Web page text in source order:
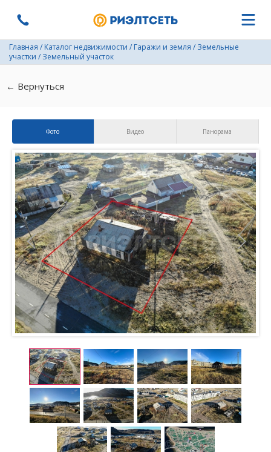
Главная / Каталог недвижимости / Гаражи и земля / Земельные
участки / Земельный участок
← Вернуться
Фото Видео Панорама